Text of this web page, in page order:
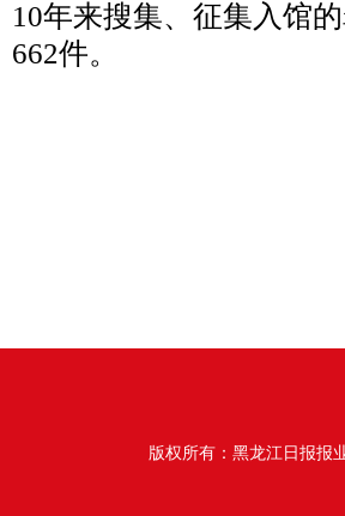
10年来搜集、征集入馆
662件。
版权所有：黑龙江日报报